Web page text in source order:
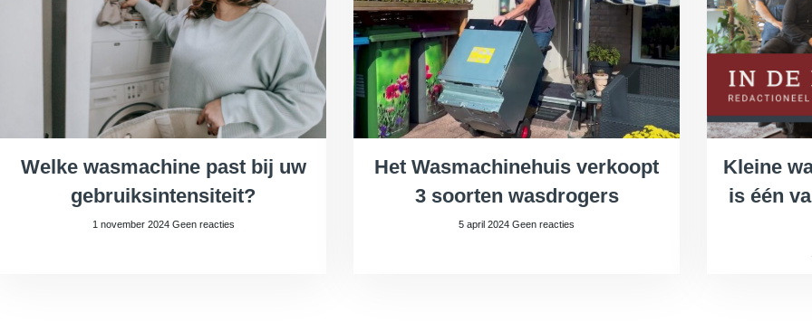
Welke wasmachine past bij uw
gebruiksintensiteit?
1 november 2024 Geen reacties
Het Wasmachinehuis verkoopt
3 soorten wasdrogers
5 april 2024 Geen reacties
Kleine
is één